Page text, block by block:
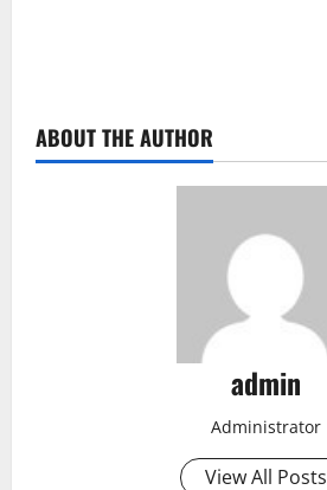
ABOUT THE AUTHOR
admin
Administrator
View All Posts